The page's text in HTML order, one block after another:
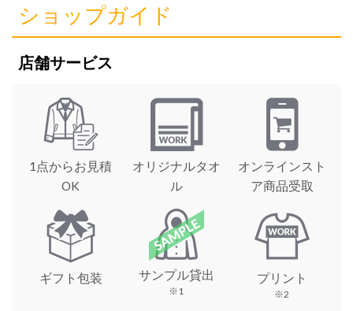
ショップガイド
店舗サービス
1点からお見積
OK
オリジナルタオ
ル
オンラインスト
ア商品受取
ギフト包装 サンプル貸出
※1
プリント
※2